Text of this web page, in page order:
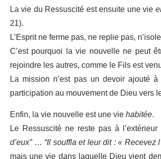
La vie du Ressuscité est ensuite une vie
21).
L’Esprit ne ferme pas, ne replie pas,
C’est pourquoi la vie nouvelle ne peut
rejoindre les autres, comme le Fils est
La mission n’est pas un devoir ajouté
participation au mouvement de Dieu vers
Enfin, la vie nouvelle est une viehabitée.
Le Ressuscité ne reste pas à
d’eux”… “Il souffla et leur dit : « Recevez